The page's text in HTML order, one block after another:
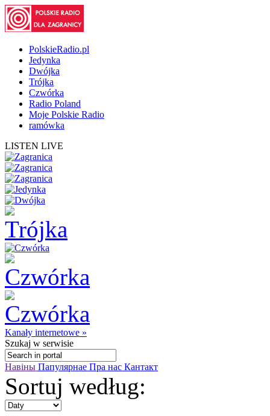
PolskieRadio.pl
Jedynka
Dwójka
Trójka
Czwórka
Radio Poland
Moje Polskie Radio
ramówka
LISTEN LIVE
Kanały internetowe »
Szukaj w serwisie
Навіны Папулярнае Пра нас Кантакт
Sortuj według: